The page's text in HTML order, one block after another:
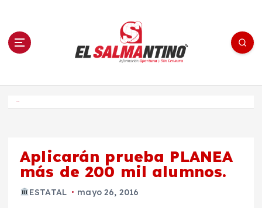
n El Salmantino - medios/noticias/editorial
Aplicarán prueba PLANEA
más de 200 mil alumnos.
ESTATAL mayo 26, 2016